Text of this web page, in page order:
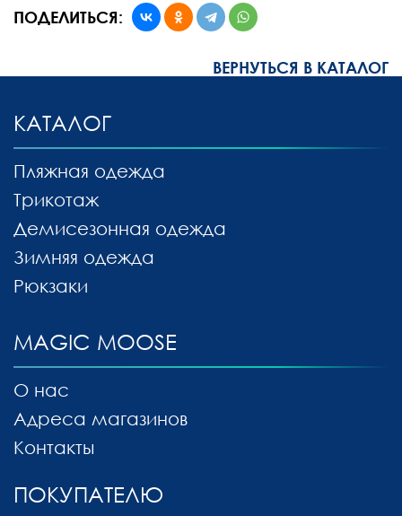
ПОДЕЛИТЬСЯ:
ВЕРНУТЬСЯ В КАТАЛОГ
MAGIC MOOSE
О нас
Адреса магазинов
Контакты
КАТАЛОГ
Пляжная одежда
Трикотаж
Демисезонная одежда
Зимняя одежда
Рюкзаки
ПОКУПАТЕЛЮ